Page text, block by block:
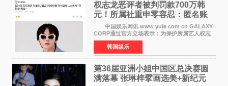
权志龙恶评者被判罚款700万韩
元！所属社重申零容忍：匿名账
号也难逃刑责
中国娱乐网讯 www yule com cn GALAXY
CORP通过官方立场表示：为保护所属艺人权志
龙的名誉和权益，将持续对网络上发生的名誉损
害、散布虚假事实、侮辱、恶意诽谤等行为采取
法律应对措施。
韩国娱乐
第36届亚洲小姐中国区总决赛圆
满落幕 张琳梓擘画选美+新纪元